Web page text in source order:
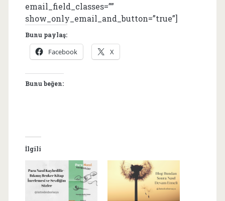
email_field_classes=””
show_only_email_and_button=”true”]
Bunu paylaş:
Facebook X
Bunu beğen:
İlgili